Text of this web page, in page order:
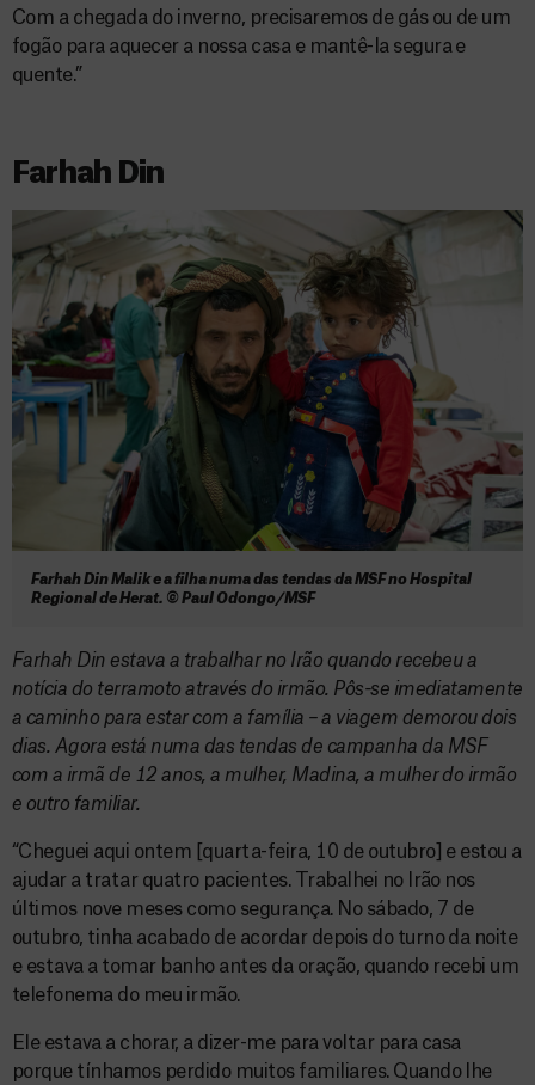
Com a chegada do inverno, precisaremos de gás ou de um
fogão para aquecer a nossa casa e mantê-la segura e
quente.”
Farhah Din
Farhah Din Malik e a filha numa das tendas da MSF no Hospital
Regional de Herat. © Paul Odongo/MSF
Farhah Din estava a trabalhar no Irão quando recebeu a
notícia do terramoto através do irmão. Pôs-se imediatamente
a caminho para estar com a família – a viagem demorou dois
dias. Agora está numa das tendas de campanha da MSF
com a irmã de 12 anos, a mulher, Madina, a mulher do irmão
e outro familiar.
“Cheguei aqui ontem [quarta-feira, 10 de outubro] e estou a
ajudar a tratar quatro pacientes. Trabalhei no Irão nos
últimos nove meses como segurança. No sábado, 7 de
outubro, tinha acabado de acordar depois do turno da noite
e estava a tomar banho antes da oração, quando recebi um
telefonema do meu irmão.
Ele estava a chorar, a dizer-me para voltar para casa
porque tínhamos perdido muitos familiares. Quando lhe